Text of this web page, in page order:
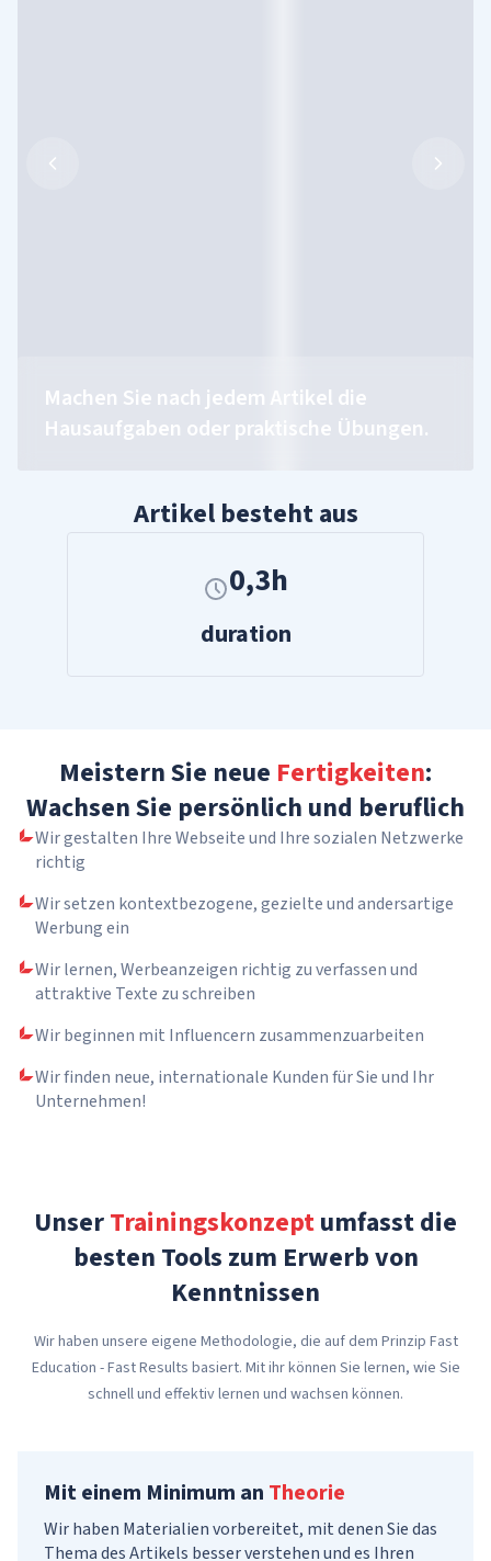
Machen Sie nach jedem Artikel die
Hausaufgaben oder praktische Übungen.
Artikel besteht aus
0,3h
duration
Meistern Sie neue Fertigkeiten:
Wachsen Sie persönlich und beruflich
Wir gestalten Ihre Webseite und Ihre sozialen Netzwerke
richtig
Wir setzen kontextbezogene, gezielte und andersartige
Werbung ein
Wir lernen, Werbeanzeigen richtig zu verfassen und
attraktive Texte zu schreiben
Wir beginnen mit Influencern zusammenzuarbeiten
Wir finden neue, internationale Kunden für Sie und Ihr
Unternehmen!
UnserTrainingskonzeptumfasst die
besten Tools zum Erwerb von
Kenntnissen
Wir haben unsere eigene Methodologie, die auf dem Prinzip Fast
Education - Fast Results basiert. Mit ihr können Sie lernen, wie Sie
schnell und effektiv lernen und wachsen können.
Mit einem Minimum an Theorie
Wir haben Materialien vorbereitet, mit denen Sie das
Thema des Artikels besser verstehen und es Ihren